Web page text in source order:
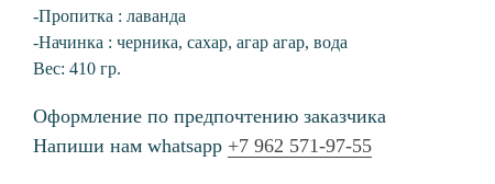
-Пропитка : лаванда
-Начинка : черника, сахар, агар агар, вода
Вес: 410 гр.
Оформление по предпочтению заказчика
Напиши нам whatsapp +7 962 571-97-55